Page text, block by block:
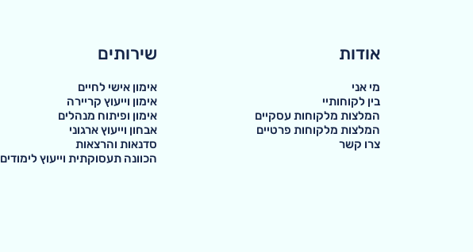
אודות
מי אני
בין לקוחותיי
המלצות מלקוחות עסקיים
המלצות מלקוחות פרטיים
צרו קשר
שירותים
אימון אישי לחיים
אימון וייעוץ קריירה
אימון ופיתוח מנהלים
אבחון וייעוץ ארגוני
סדנאות והרצאות
הכוונה תעסוקתית וייעוץ לימודים